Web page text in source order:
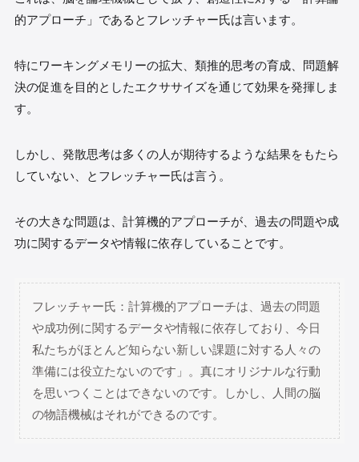
的アプローチ」であるとフレッチャー氏は言います。
特にワーキングメモリーの拡大、類推的思考の育成、問題解
決の促進を目的としたエクササイズを通じて効果を発揮しま
す。
しかし、発散思考は多くの人が期待するような結果をもたら
していない、とフレッチャー氏は言う。
その大きな問題は、計算機的アプローチが、過去の問題や成
功に関するデータや情報に依存していることです。
フレッチャー氏：計算機的アプローチは、過去の問題
や成功例に関するデータや情報に依存しており、今日
私たちがほとんど知らない新しい課題に対する人々の
準備には役立たないのです」。真にオリジナルな行動
を思いつくことはできないのです。しかし、人間の脳
の物語機械はそれができるのです。